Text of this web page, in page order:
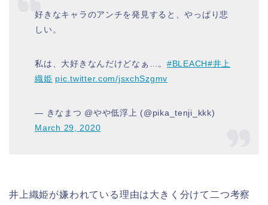
好きなキャラのアンチを発見すると、やっぱり悲
しい。
私は、大好きなんだけどなぁ…。 #BLEACH#井上
織姫 pic.twitter.com/jsxchSzgmv
— きなまつ @やや低浮上 (@pika_tenji_kkk)
March 29, 2020
井上織姫が嫌われている理由は大きく分けて二つ考察